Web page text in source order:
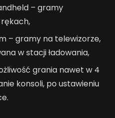
– gramy
– gramy na telewizorze,
w stacji ładowania,
grania nawet w 4
konsoli, po ustawieniu